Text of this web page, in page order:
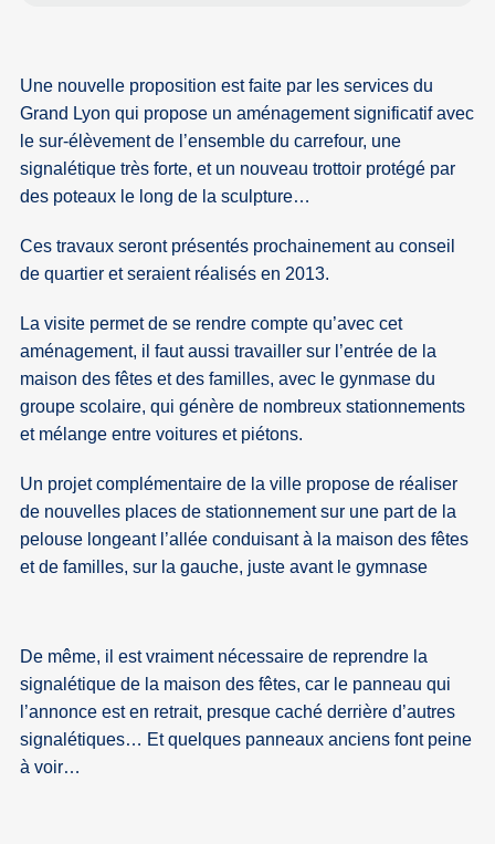
Une nouvelle proposition est faite par les services du
Grand Lyon qui propose un aménagement significatif avec
le sur-élèvement de l’ensemble du carrefour, une
signalétique très forte, et un nouveau trottoir protégé par
des poteaux le long de la sculpture…
Ces travaux seront présentés prochainement au conseil
de quartier et seraient réalisés en 2013.
La visite permet de se rendre compte qu’avec cet
aménagement, il faut aussi travailler sur l’entrée de la
maison des fêtes et des familles, avec le gynmase du
groupe scolaire, qui génère de nombreux stationnements
et mélange entre voitures et piétons.
Un projet complémentaire de la ville propose de réaliser
de nouvelles places de stationnement sur une part de la
pelouse longeant l’allée conduisant à la maison des fêtes
et de familles, sur la gauche, juste avant le gymnase
De même, il est vraiment nécessaire de reprendre la
signalétique de la maison des fêtes, car le panneau qui
l’annonce est en retrait, presque caché derrière d’autres
signalétiques… Et quelques panneaux anciens font peine
à voir…